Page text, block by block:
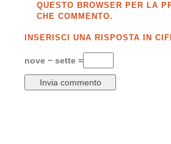
QUESTO BROWSER PER LA
CHE COMMENTO.
INSERISCI UNA RISPOSTA IN
nove − sette =